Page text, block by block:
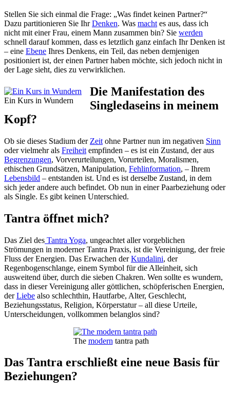
Stellen Sie sich einmal die Frage: „Was findet keinen Partner?“
Dazu partitionieren Sie IhrDenken. Was macht es aus, dass ich
nicht mit einer Frau, einem Mann zusammen bin? Sie werden
schnell darauf kommen, dass es letztlich ganz einfach Ihr Denken ist
– eine Ebene Ihres Denkens, ein Teil, das neben demjenigen
positioniert ist, der einen Partner haben möchte, sich jedoch nicht in
der Lage sieht, dies zu verwirklichen.
Ein Kurs in Wundern
Die Manifestation des
Singledaseins in meinem
Kopf?
Ob sie dieses Stadium der Zeit ohne Partner nun im negativen Sinn
oder vielmehr als Freiheit empfinden – es ist ein Zustand, der aus
Begrenzungen, Vorverurteilungen, Vorurteilen, Moralismen,
ethischen Grundsätzen, Manipulation, Fehlinformation, – Ihrem
Lebensbild – entstanden ist. Und es ist derselbe Zustand, in dem
sich jeder andere auch befindet. Ob nun in einer Paarbeziehung oder
als Single. Es gibt keinen Unterschied.
Tantra öffnet mich?
Das Ziel des Tantra Yoga, ungeachtet aller vorgeblichen
Strömungen in moderner Tantra Praxis, ist die Vereinigung, der freie
Fluss der Energien. Das Erwachen derKundalini, der
Regenbogenschlange, einem Symbol für die Alleinheit, sich
ausweitend über, durch die sieben Chakren. Wen sollte es wundern,
dass in dieser Vereinigung aller göttlichen, schöpferischen Energien,
derLiebe also schlechthin, Hautfarbe, Alter, Geschlecht,
Beziehungsstatus, Religion, Körperstatur – all diese Urteile,
Unterscheidungen, vollkommen belanglos sind?
The modern tantra path
Das Tantra erschließt eine neue Basis für
Beziehungen?